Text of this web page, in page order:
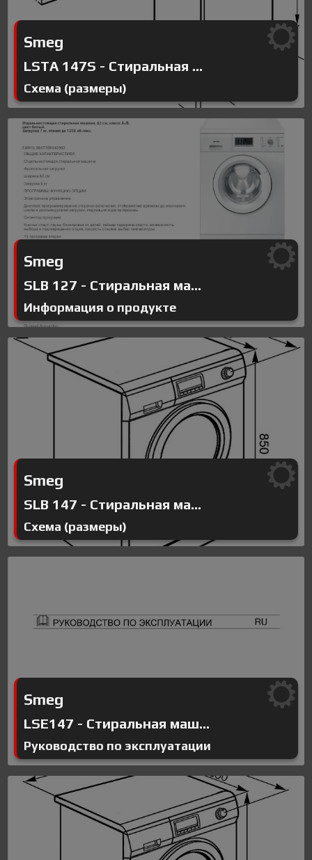
Smeg
LSTA 147S - Стиральная ...
Схема (размеры)
Smeg
SLB 127 - Стиральная ма...
Информация о продукте
Smeg
SLB 147 - Стиральная ма...
Схема (размеры)
Smeg
LSE147 - Стиральная маш...
Руководство по эксплуатации